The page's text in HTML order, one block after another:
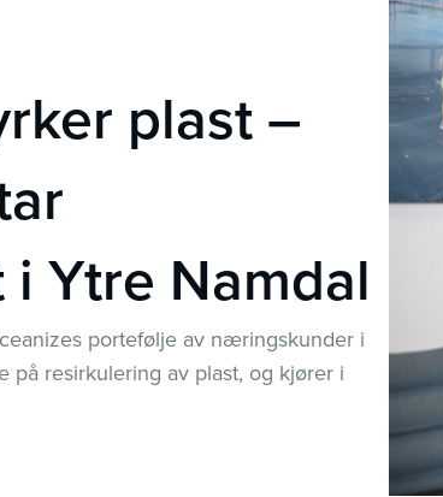
plast –
Ytre Namdal
portefølje av næringskunder i
på resirkulering av plast, og kjører i